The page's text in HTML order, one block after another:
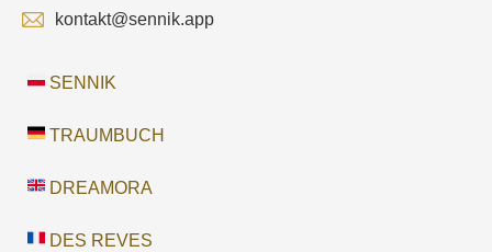
kontakt@sennik.app
SENNIK
TRAUMBUCH
DREAMORA
DES REVES